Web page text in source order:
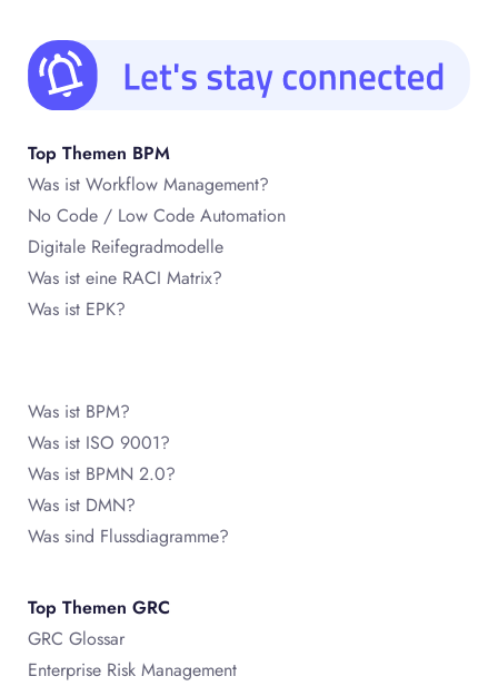
Top Themen BPM
Was ist Workflow Management?
No Code / Low Code Automation
Digitale Reifegradmodelle
Was ist eine RACI Matrix?
Was ist EPK?
Was ist BPM?
Was ist ISO 9001?
Was ist BPMN 2.0?
Was ist DMN?
Was sind Flussdiagramme?
Top Themen GRC
GRC Glossar
Enterprise Risk Management